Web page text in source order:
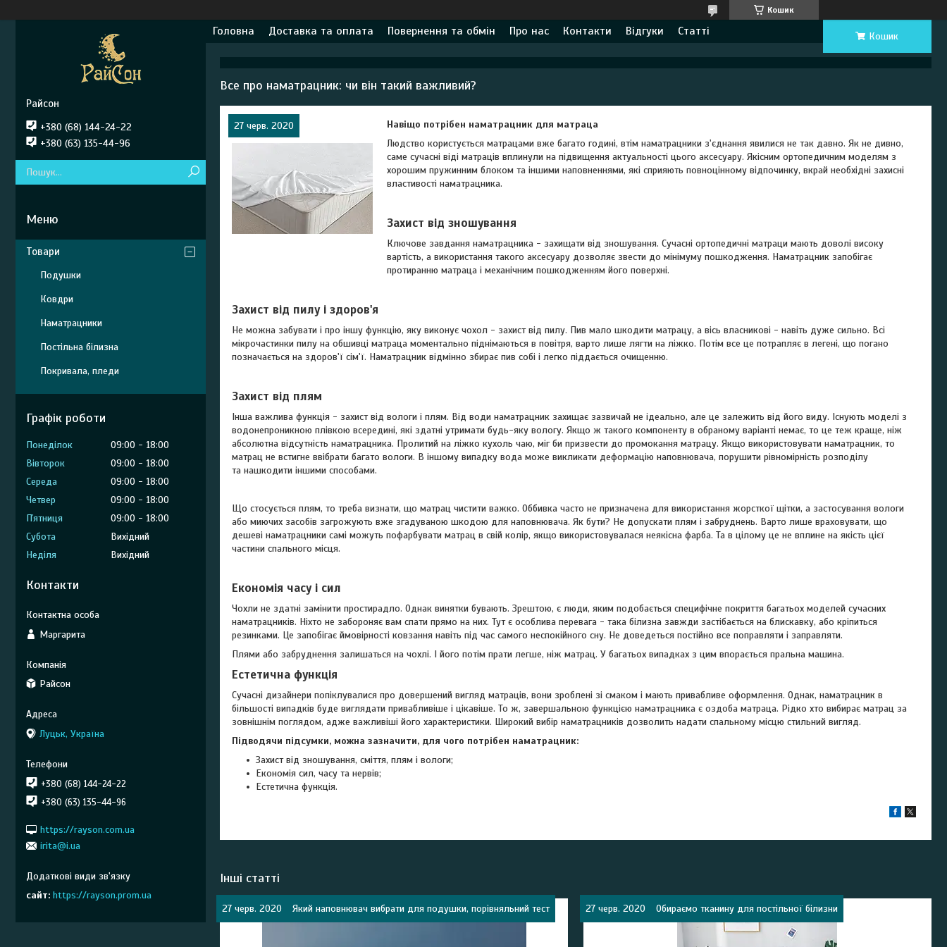
Кошик
Головна Доставка та оплата Повернення та обмін Про нас Контакти Відгуки Статті Кошик
Все про наматрацник: чи він такий важливий?
27 черв. 2020
Навіщо потрібен наматрацник для матраца
Людство користується матрацами вже багато годині, втім наматрацники з'єднання явилися не так давно. Як не дивно,
саме сучасні віді матраців вплинули на підвищення актуальності цього аксесуару. Якісним ортопедичним моделям з
хорошим пружинним блоком та іншими наповненнями, які сприяють повноцінному відпочинку, вкрай необхідні захисні
властивості наматрацника.
Захист від зношування
Ключове завдання наматрацника - захищати від зношування. Сучасні ортопедичні матраци мають доволі високу
вартість, а використання такого аксесуару дозволяє звести до мінімуму пошкодження. Наматрацник запобігає
протиранню матраца і механічним пошкодженням його поверхні.
Захист від пилу і здоров'я
Не можна забувати і про іншу функцію, яку виконує чохол - захист від пилу. Пив мало шкодити матрацу, а вісь власникові - навіть дуже сильно. Всі
мікрочастинки пилу на обшивці матраца моментально піднімаються в повітря, варто лише лягти на ліжко. Потім все це потрапляє в легені, що погано
позначається на здоров'ї сім'ї. Наматрацник відмінно збирає пив собі і легко піддається очищенню.
Захист від плям
Інша важлива функція - захист від вологи і плям. Від води наматрацник захищає зазвичай не ідеально, але це залежить від його виду. Існують моделі з
водонепроникною плівкою всередині, які здатні утримати будь-яку вологу. Якщо ж такого компоненту в обраному варіанті немає, то це теж краще, ніж
абсолютна відсутність наматрацника. Пролитий на ліжко кухоль чаю, міг би призвести до промокання матрацу. Якщо використовувати наматрацник, то
матрац не встигне ввібрати багато вологи. В іншому випадку вода може викликати деформацію наповнювача, порушити рівномірність розподілу
та нашкодити іншими способами.
Що стосується плям, то треба визнати, що матрац чистити важко. Оббивка часто не призначена для використання жорсткої щітки, а застосування вологи
або миючих засобів загрожують вже згадуваною шкодою для наповнювача. Як бути? Не допускати плям і забруднень. Варто лише враховувати, що
дешеві наматрацники самі можуть пофарбувати матрац в свій колір, якщо використовувалася неякісна фарба. Та в цілому це не вплине на якість цієї
частини спального місця.
Економія часу і сил
Чохли не здатні замінити простирадло. Однак винятки бувають. Зрештою, є люди, яким подобається специфічне покриття багатьох моделей сучасних
наматрацників. Ніхто не забороняє вам спати прямо на них. Тут є особлива перевага - така білизна завжди застібається на блискавку, або кріпиться
резинками. Це запобігає ймовірності ковзання навіть під час самого неспокійного сну. Не доведеться постійно все поправляти і заправляти.
Плями або забруднення залишаться на чохлі. І його потім прати легше, ніж матрац. У багатьох випадках з цим впорається пральна машина.
Естетична функція
Сучасні дизайнери попіклувалися про довершений вигляд матраців, вони зроблені зі смаком і мають привабливе оформлення. Однак, наматрацник в
більшості випадків буде виглядати привабливіше і цікавіше. То ж, завершальною функцією наматрацника є оздоба матраца. Рідко хто вибирає матрац за
зовнішнім поглядом, адже важливіші його характеристики. Широкий вибір наматрацників дозволить надати спальному місцю стильний вигляд.
Підводячи підсумки, можна зазначити, для чого потрібен наматрацник:
Захист від зношування, сміття, плям і вологи;
Економія сил, часу та нервів;
Естетична функція.
Інші статті
27 черв. 2020 Який наповнювач вибрати для подушки, порівняльний тест 27 черв. 2020 Обираємо тканину для постільної білизни
Райсон
+380 (68) 144-24-22
+380 (63) 135-44-96
Товари
Подушки
Ковдри
Наматрацники
Постільна білизна
Покривала, пледи
Графік роботи
Понеділок 09:00
18:00
Вівторок
09:00
18:00
Середа
09:00
18:00
Четвер
09:00
18:00
Пʼятниця
09:00
18:00
Субота
Вихідний
Неділя
Вихідний
Контакти
Маргарита
Райсон
Луцьк, Україна
+380 (68) 144-24-22
+380 (63) 135-44-96
https://rayson.com.ua
irita@i.ua
сайт https://rayson.prom.ua